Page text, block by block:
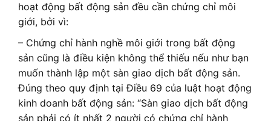
hoạt động bất động sản đều cần chứng chỉ môi
giới, bởi vì:
– Chứng chỉ hành nghề môi giới trong bất động
sản cũng là điều kiện không thể thiếu nếu như bạn
muốn thành lập một sàn giao dịch bất động sản.
Đúng theo quy định tại Điều 69 của luật hoạt động
kinh doanh bất động sản: “Sàn giao dịch bất động
sản phải có ít nhất 2 người có chứng chỉ hành